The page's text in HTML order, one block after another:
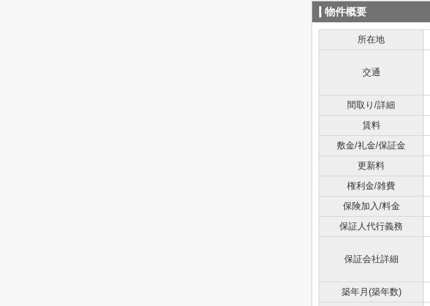
物件概要
所在地
交通
間取り/詳細
賃料
敷金/礼金/保証金
更新料
権利金/雑費
保険加入/料金
保証人代行義務
保証会社詳細
築年月(築年数)